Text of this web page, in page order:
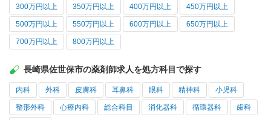
300万円以上 350万円以上 400万円以上 450万円以上
500万円以上 550万円以上 600万円以上 650万円以上
700万円以上 800万円以上
長崎県佐世保市の薬剤師求人を処方科目で探す
内科 外科 皮膚科 耳鼻科 眼科 精神科 小児科
整形外科 心療内科 総合科目 消化器科 循環器科 歯科